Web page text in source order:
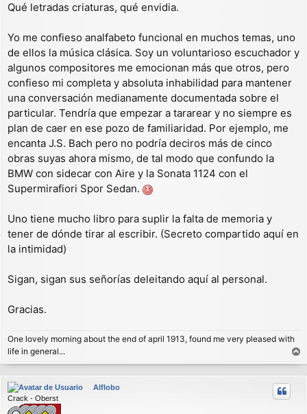
n
j
e
Qué letradas criaturas, qué envidia.
Yo me confieso analfabeto funcional en muchos temas, uno
de ellos la música clásica. Soy un voluntarioso escuchador y
algunos compositores me emocionan más que otros, pero
confieso mi completa y absoluta inhabilidad para mantener
una conversación medianamente documentada sobre el
particular. Tendría que empezar a tararear y no siempre es
plan de caer en ese pozo de familiaridad. Por ejemplo, me
encanta J.S. Bach pero no podría deciros más de cinco
obras suyas ahora mismo, de tal modo que confundo la
BMW con sidecar con Aire y la Sonata 1124 con el
Supermirafiori Spor Sedan.
Uno tiene mucho libro para suplir la falta de memoria y
tener de dónde tirar al escribir. (Secreto compartido aquí en
la intimidad)
Sigan, sigan sus señorías deleitando aquí al personal.
Gracias.
One lovely morning about the end of april 1913, found me very pleased with
life in general...
r
r
Alflobo
Crack - Oberst